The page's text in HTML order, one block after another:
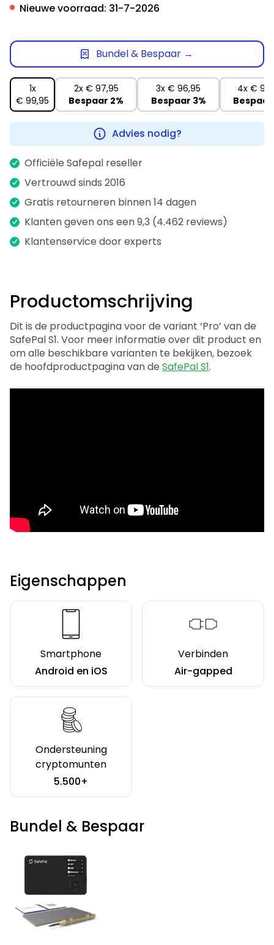
Nieuwe voorraad: 31-7-2026
Bundel & Bespaar →
1x
€ 99,95
2x € 97,95
Bespaar 2%
3x € 96,95
Bespaar 3%
4x €
Bespaar
Advies nodig?
Officiële Safepal reseller
Vertrouwd sinds 2016
Gratis retourneren binnen 14 dagen
Klanten geven ons een 9,3 (4.462 reviews)
Klantenservice door experts
Productomschrijving
Dit is de productpagina voor de variant ‘Pro’ van de
SafePal S1. Voor meer informatie over dit product en
om alle beschikbare varianten te bekijken, bezoek
de hoofdproductpagina van de SafePal S1.
Eigenschappen
Smartphone
Android en iOS
Verbinden
Air-gapped
Ondersteuning
cryptomunten
5.500+
Bundel & Bespaar